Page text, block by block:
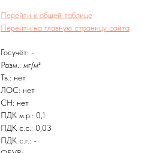
Перейти к общей таблице
Перейти на главную страницу сайта
Госучёт: -
Разм.: мг/м³
Тв.: нет
ЛОС: нет
CH: нет
ПДК м.р.: 0,1
ПДК с.с.: 0,03
ПДК с.г.: -